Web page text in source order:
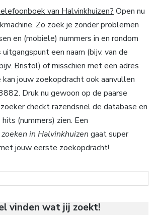
van Halvinkhuizen? Open nu
Zo zoek je zonder problemen
en (mobiele) nummers in en rondom
een naam (bijv. van de
Bristol) of misschien met een adres
kan jouw zoekopdracht ook aanvullen
Druk nu gewoon op de paarse
checkt razendsnel de database en
(nummers) zien. Een
in Halvinkhuizen gaat super
jouw eerste zoekopdracht!
vinden wat jij zoekt!